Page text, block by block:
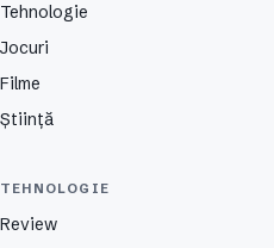
Tehnologie
Jocuri
Filme
Știință
TEHNOLOGIE
Review